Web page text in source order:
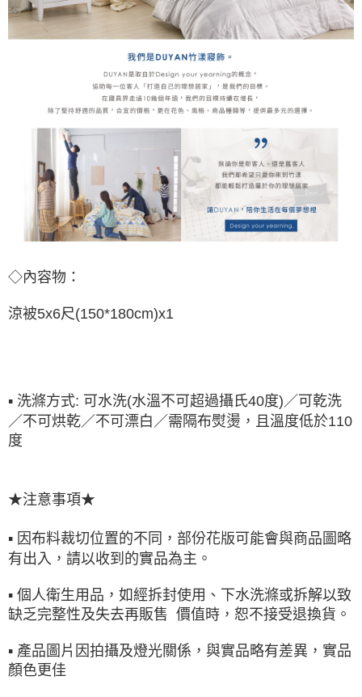
◇內容物：
涼被5x6尺(150*180cm)x1
▪ 洗滌方式: 可水洗(水溫不可超過攝氏40度)／可乾洗
／不可烘乾／不可漂白／需隔布熨燙，且溫度低於110
度
★注意事項★
▪ 因布料裁切位置的不同，部份花版可能會與商品圖略
有出入，請以收到的實品為主。
▪ 個人衛生用品，如經拆封使用、下水洗滌或拆解以致
缺乏完整性及失去再販售 價值時，恕不接受退換貨。
▪ 產品圖片因拍攝及燈光關係，與實品略有差異，實品
顏色更佳